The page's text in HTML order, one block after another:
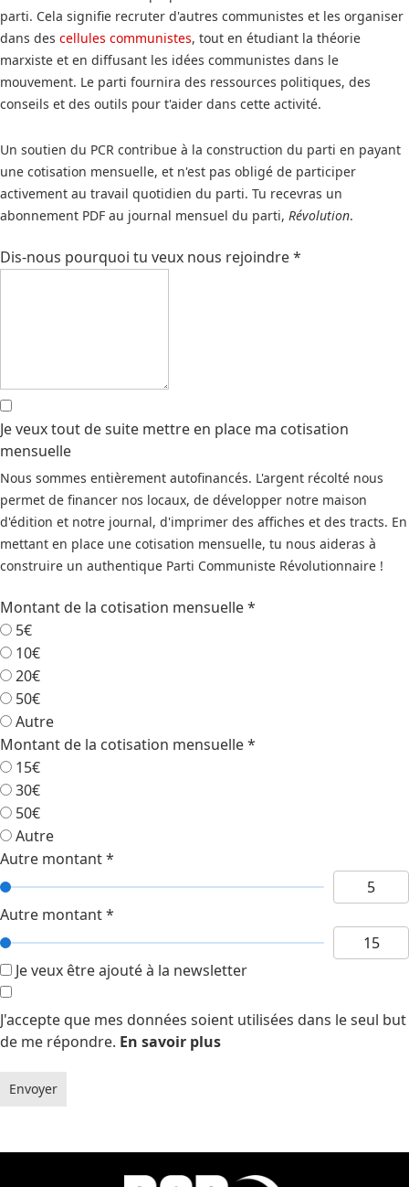
parti. Cela signifie recruter d'autres communistes et les organiser
dans des cellules communistes, tout en étudiant la théorie
marxiste et en diffusant les idées communistes dans le
mouvement. Le parti fournira des ressources politiques, des
conseils et des outils pour t'aider dans cette activité.
Un soutien du PCR contribue à la construction du parti en payant
une cotisation mensuelle, et n'est pas obligé de participer
activement au travail quotidien du parti. Tu recevras un
abonnement PDF au journal mensuel du parti, Révolution.
Dis-nous pourquoi tu veux nous rejoindre*
Je veux tout de suite mettre en place ma cotisation
mensuelle
Nous sommes entièrement autofinancés. L'argent récolté nous
permet de financer nos locaux, de développer notre maison
d'édition et notre journal, d'imprimer des affiches et des tracts. En
mettant en place une cotisation mensuelle, tu nous aideras à
construire un authentique Parti Communiste Révolutionnaire !
Montant de la cotisation mensuelle*
5€
10€
20€
50€
Autre
Montant de la cotisation mensuelle*
15€
30€
50€
Autre
Autre montant*
Autre montant*
Je veux être ajouté à la newsletter
J'accepte que mes données soient utilisées dans le seul but
de me répondre. En savoir plus
Envoyer